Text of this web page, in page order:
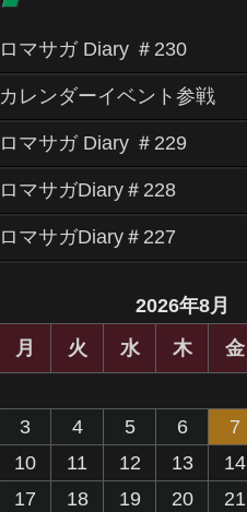
ロマサガ Diary ＃230
カレンダーイベント参戦
ロマサガ Diary ＃229
ロマサガDiary＃228
ロマサガDiary＃227
2026年8月
月
火 水 木 金
3
4 5 6 7
10
11 12 13 14
17
18 19 20 21